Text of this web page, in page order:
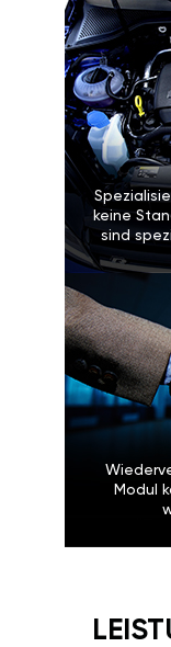
keine
sind
Modul